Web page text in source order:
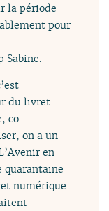
la période
pour
Sabine.
du livret
co-
on a un
en
quarantaine
numérique